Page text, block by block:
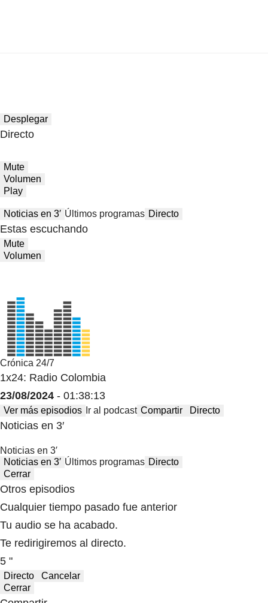
Desplegar
Directo
Mute
Volumen
Play
Noticias en 3′ Últimos programas Directo
Estas escuchando
Mute
Volumen
Crónica 24/7
1x24: Radio Colombia
23/08/2024 - 01:38:13
Ver más episodios Ir al podcast Compartir Directo
Noticias en 3′
Noticias en 3′
Noticias en 3′ Últimos programas Directo
Cerrar
Otros episodios
Cualquier tiempo pasado fue anterior
Tu audio se ha acabado.
Te redirigiremos al directo.
5 "
Directo
Cancelar
Cerrar